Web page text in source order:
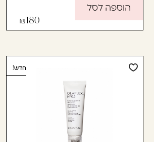
180
הוספה לסל
חדש!